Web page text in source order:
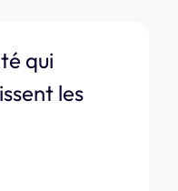
qui
les